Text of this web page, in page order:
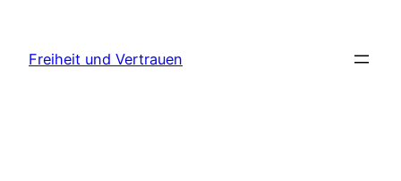
springen
Freiheit und Vertrauen